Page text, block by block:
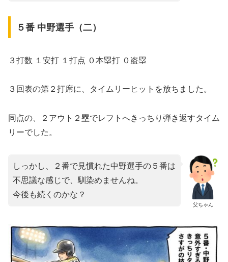
５番 中野選手（二）
３打数 １安打 １打点 ０本塁打 ０盗塁
３回表の第２打席に、タイムリーヒットを放ちました。
同点の、２アウト２塁でレフトへきっちり弾き返すタイム
リーでした。
父ちゃん
しっかし、２番で見慣れた中野選手の５番は
不思議な感じで、馴染めませんね。
今後も続くのかな？